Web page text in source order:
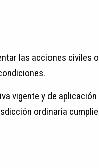
las acciones
vigente y de
ordinaria